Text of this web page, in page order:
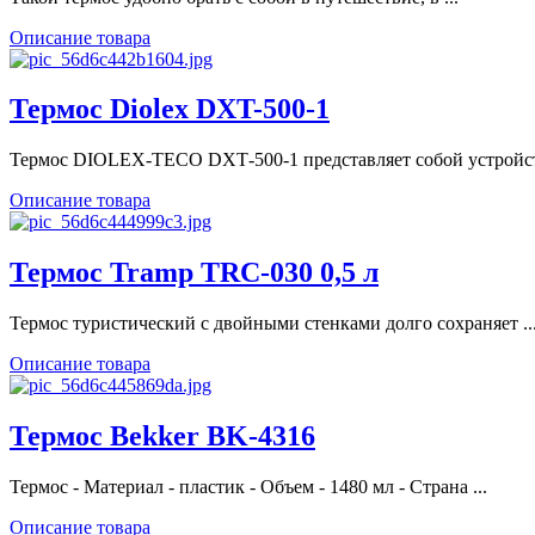
Описание товара
Термос Diolex DXT-500-1
Термос DIOLEX-TECO DXТ-500-1 представляет собой
Описание товара
Термос Tramp TRC-030 0,5 л
Термос туристический с двойными стенками долго сохраняет ...
Описание товара
Термос Bekker BK-4316
Термос - Материал - пластик - Объем - 1480 мл - Страна ...
Описание товара